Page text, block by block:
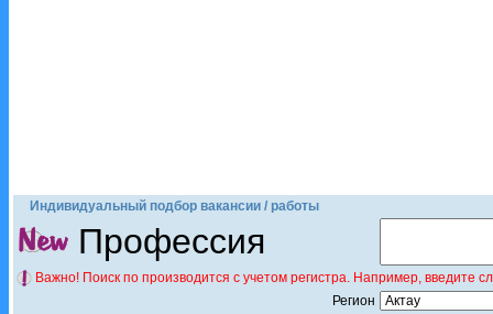
Индивидуальный подбор вакансии / работы
Профессия
Важно! Поиск по производится с учетом регистра. Например,
Регион